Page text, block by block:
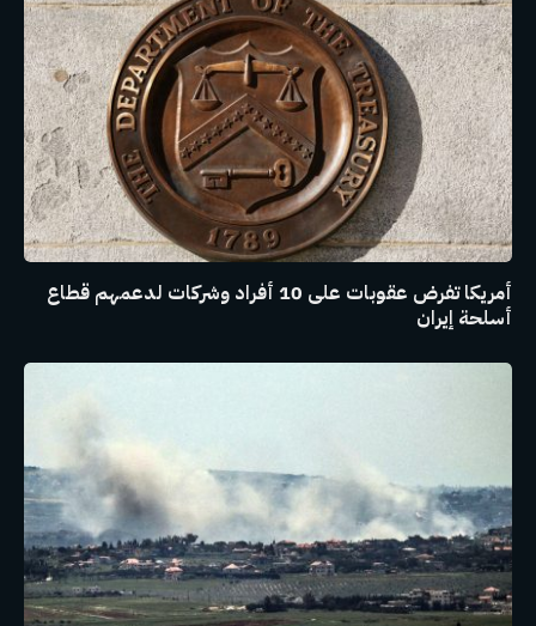
أمريكا تفرض عقوبات على 10 أفراد وشركات لدعمهم قطاع
أسلحة إيران